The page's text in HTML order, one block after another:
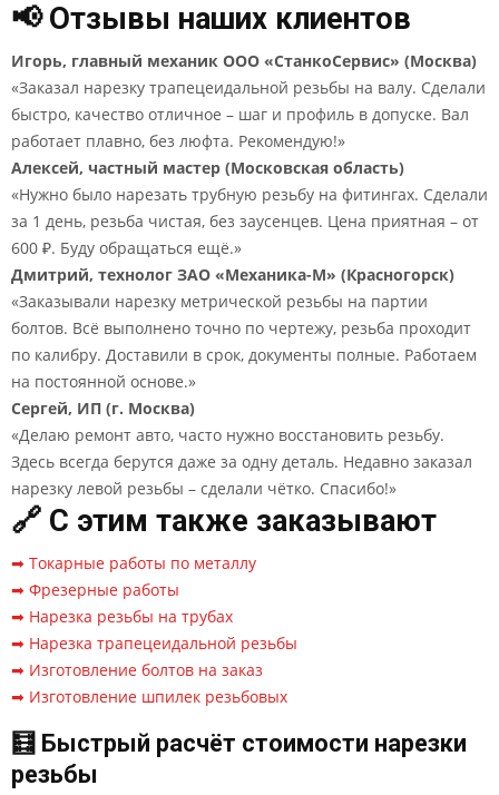
📢 Отзывы наших клиентов
Игорь, главный механик ООО «СтанкоСервис» (Москва)
«Заказал нарезку трапецеидальной резьбы на валу. Сделали
быстро, качество отличное – шаг и профиль в допуске. Вал
работает плавно, без люфта. Рекомендую!»
Алексей, частный мастер (Московская область)
«Нужно было нарезать трубную резьбу на фитингах. Сделали
за 1 день, резьба чистая, без заусенцев. Цена приятная – от
600 ₽. Буду обращаться ещё.»
Дмитрий, технолог ЗАО «Механика-М» (Красногорск)
«Заказывали нарезку метрической резьбы на партии
болтов. Всё выполнено точно по чертежу, резьба проходит
по калибру. Доставили в срок, документы полные. Работаем
на постоянной основе.»
Сергей, ИП (г. Москва)
«Делаю ремонт авто, часто нужно восстановить резьбу.
Здесь всегда берутся даже за одну деталь. Недавно заказал
нарезку левой резьбы – сделали чётко. Спасибо!»
🔗 С этим также заказывают
➡ Токарные работы по металлу
➡ Фрезерные работы
➡ Нарезка резьбы на трубах
➡ Нарезка трапецеидальной резьбы
➡ Изготовление болтов на заказ
➡ Изготовление шпилек резьбовых
🧮 Быстрый расчёт стоимости нарезки
резьбы